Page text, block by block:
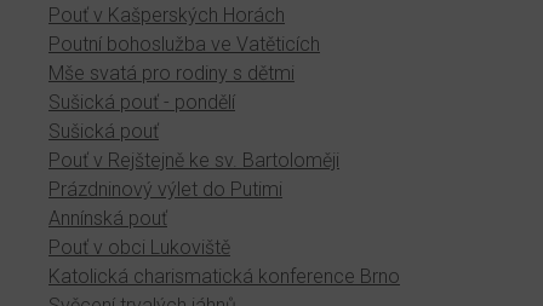
Pouť v Kašperských Horách
Poutní bohoslužba ve Vatěticích
Mše svatá pro rodiny s dětmi
Sušická pouť - pondělí
Sušická pouť
Pouť v Rejštejně ke sv. Bartoloměji
Prázdninový výlet do Putimi
Annínská pouť
Pouť v obci Lukoviště
Katolická charismatická konference Brno